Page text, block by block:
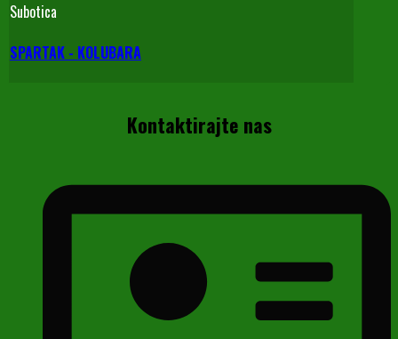
Subotica
SPARTAK - KOLUBARA
Kontaktirajte nas